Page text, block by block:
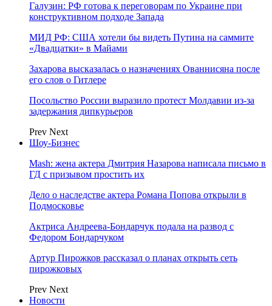
Галузин: РФ готова к переговорам по Украине при
конструктивном подходе Запада
МИД РФ: США хотели бы видеть Путина на саммите
«Двадцатки» в Майами
Захарова высказалась о назначениях Ованнисяна после
его слов о Гитлере
Посольство России выразило протест Молдавии из-за
задержания дипкурьеров
Prev Next
Шоу-Бизнес
Mash: жена актера Дмитрия Назарова написала письмо в
ГД с призывом простить их
Дело о наследстве актера Романа Попова открыли в
Подмосковье
Актриса Андреева-Бондарчук подала на развод с
Федором Бондарчуком
Артур Пирожков рассказал о планах открыть сеть
пирожковых
Prev Next
Новости